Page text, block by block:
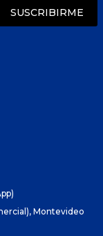
Montevideo
SUSCRIBIRME